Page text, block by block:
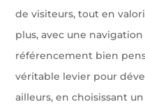
de visiteurs, tout en
plus, avec une
référencement bien
véritable levier pour
ailleurs, en choisissant